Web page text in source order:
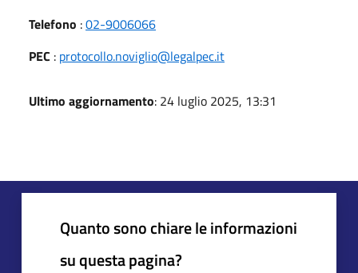
Telefono :02-9006066
PEC : protocollo.noviglio@legalpec.it
Ultimo aggiornamento: 24 luglio 2025, 13:31
Quanto sono chiare le informazioni
su questa pagina?